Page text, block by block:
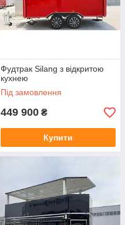
Фудтрак Silang з відкритою
кухнею
Під замовлення
449 900 ₴
Купити